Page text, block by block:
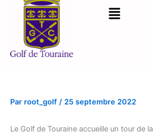
Menu
Par root_golf / 25 septembre 2022
Le Golf de Touraine accueille un tour de la